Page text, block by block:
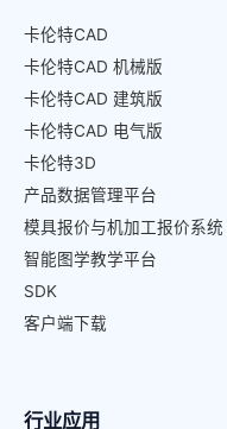
卡伦特CAD
卡伦特CAD 机械版
卡伦特CAD 建筑版
卡伦特CAD 电气版
卡伦特3D
产品数据管理平台
模具报价与机加工报价系统
智能图学教学平台
SDK
客户端下载
行业应用